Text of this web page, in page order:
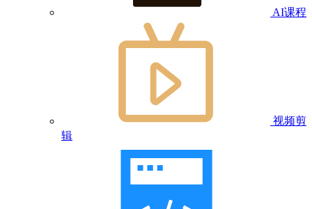
AI课程
视频剪
辑